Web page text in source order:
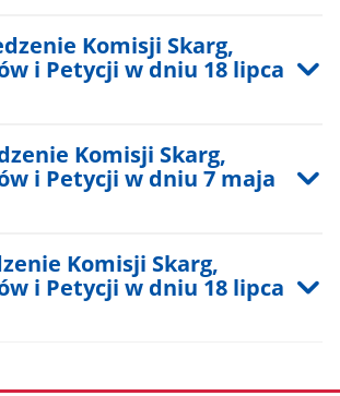
Komisji Skarg,
i Petycji w dniu 18 lipca
Komisji Skarg,
i Petycji w dniu 7 maja
Komisji Skarg,
i Petycji w dniu 18 lipca